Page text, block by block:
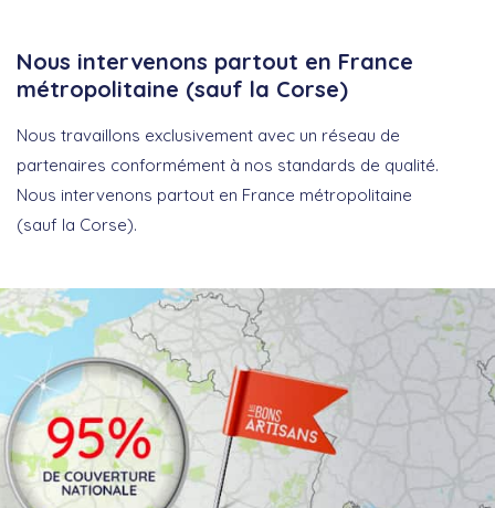
Nous intervenons partout en France
métropolitaine (sauf la Corse)
Nous travaillons exclusivement avec un réseau de
partenaires conformément à nos standards de qualité.
Nous intervenons partout en France métropolitaine
(sauf la Corse).